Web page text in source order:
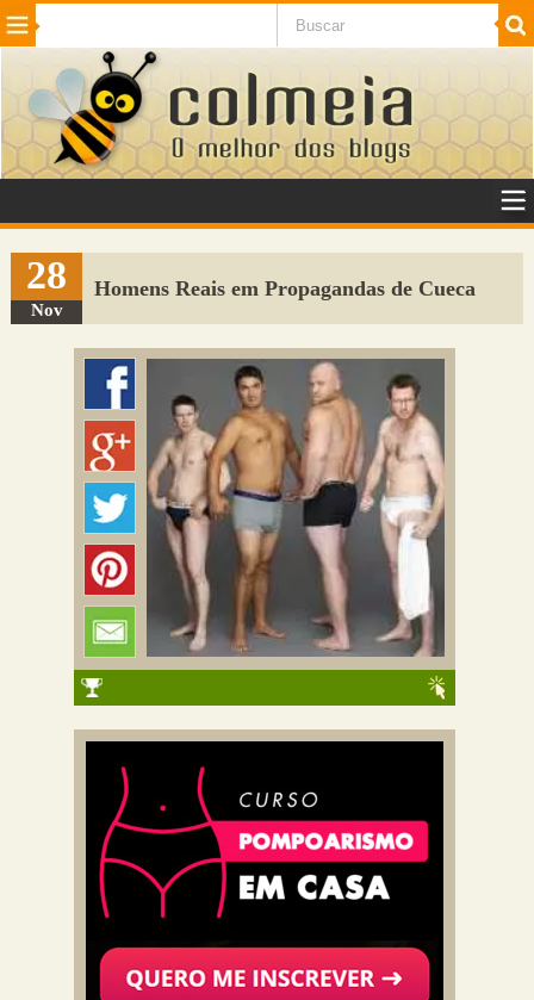
Beleza Cinema e TV
Internet Jogos NotÃ­cias SaÃºde
VeÃ­culos Adulto
Sugerir Link
Adicionar Blog
Colmeia Exchange
28
Nov
Homens Reais em Propagandas de Cueca